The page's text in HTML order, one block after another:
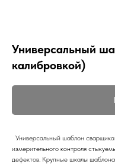
Универсальный
калибровкой)
Универсальный шаблон
измерительного контроля
дефектов. Крупные шкалы